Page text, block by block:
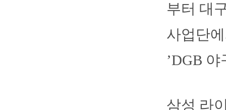
부터 대
사업단
’DGB
삼성 라